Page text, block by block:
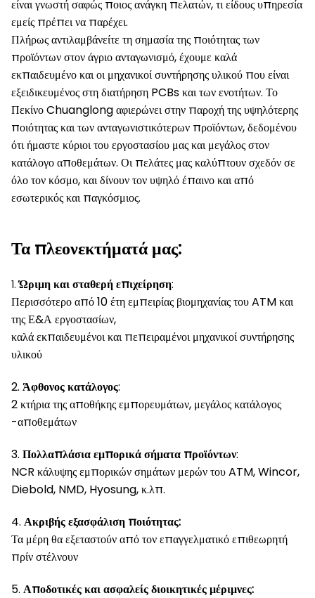
είναι γνωστή σαφώς ποιος ανάγκη πελατών, τι είδους υπηρεσία
εμείς πρέπει να παρέχει.
Πλήρως αντιλαμβάνείτε τη σημασία της ποιότητας των
προϊόντων στον άγριο ανταγωνισμό, έχουμε καλά
εκπαιδευμένο και οι μηχανικοί συντήρησης υλικού που είναι
εξειδικευμένος στη διατήρηση PCBs και των ενοτήτων. Το
Πεκίνο Chuanglong αφιερώνει στην παροχή της υψηλότερης
ποιότητας και των ανταγωνιστικότερων προϊόντων, δεδομένου
ότι ήμαστε κύριοι του εργοστασίου μας και μεγάλος στον
κατάλογο αποθεμάτων. Οι πελάτες μας καλύπτουν σχεδόν σε
όλο τον κόσμο, και δίνουν τον υψηλό έπαινο και από
εσωτερικός και παγκόσμιος.
Τα πλεονεκτήματά μας:
1.Ώριμη και σταθερή επιχείρηση:
Περισσότερο από 10 έτη εμπειρίας βιομηχανίας του ATM και
της Ε&Α εργοστασίων,
καλά εκπαιδευμένοι και πεπειραμένοι μηχανικοί συντήρησης
υλικού
2. Άφθονος κατάλογος:
2 κτήρια της αποθήκης εμπορευμάτων, μεγάλος κατάλογος
-αποθεμάτων
3. Πολλαπλάσια εμπορικά σήματα προϊόντων:
NCR κάλυψης εμπορικών σημάτων μερών του ATM, Wincor,
Diebold, NMD, Hyosung, κ.λπ.
4. Ακριβής εξασφάλιση ποιότητας:
Τα μέρη θα εξεταστούν από τον επαγγελματικό επιθεωρητή
πρίν στέλνουν
5. Αποδοτικές και ασφαλείς διοικητικές μέριμνες: